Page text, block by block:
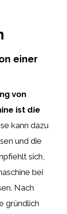
einer
von
ist die
kann dazu
und die
sich,
bei
Nach
gründlich